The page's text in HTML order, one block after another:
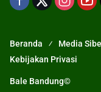
Beranda Media
Kebijakan Privasi
Bale Bandung©